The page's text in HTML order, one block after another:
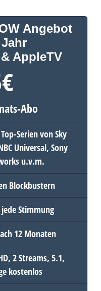
AppleTV
€
Abo
Serien von Sky
Universal, Sony
u.v.m.
Blockbustern
Stimmung
12 Monaten
2 Streams, 5.1,
kostenlos